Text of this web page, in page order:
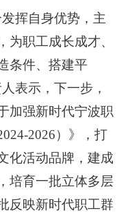
挥自身优势，主
为职工成长成才、
条件、搭建平
表示，下一步，
加强新时代宁波职
2026）》，打
化活动品牌，建成
培育一批立体多层
反映新时代职工群